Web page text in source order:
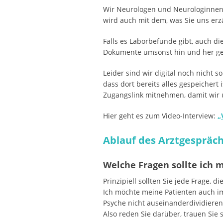
Wir Neurologen und
wird auch mit dem, was Sie uns
Falls es Laborbefunde gibt, auch
Dokumente umsonst hin und her
Leider sind wir digital noch nicht
dass dort bereits alles gespeichert
Zugangslink mitnehmen, damit wir
Hier geht es zum Video-Interview:
Ablauf des
Welche Fragen sollte ich
Prinzipiell sollten Sie jede Frage,
Ich möchte meine Patienten auch
Psyche nicht
Also reden Sie darüber, trauen Sie